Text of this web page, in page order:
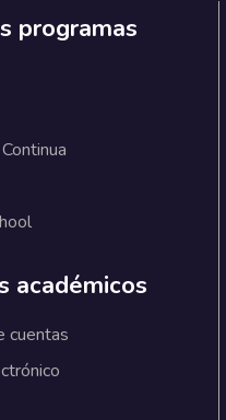
programas
académicos
cuentas